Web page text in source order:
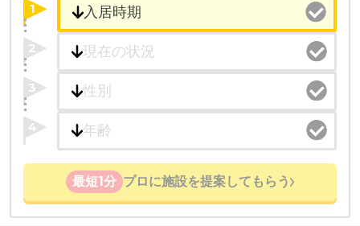
1
2
3
4
最短1分 プロに施設を提案してもらう